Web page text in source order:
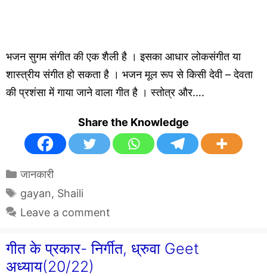
भजन सुगम संगीत की एक शैली है । इसका आधार लोकसंगीत या
शास्त्रीय संगीत हो सकता है । भजन मूल रूप से किसी देवी – देवता
की प्रशंसा में गाया जाने वाला गीत है । स्तोत्र और….
Share the Knowledge
Categories
जानकारी
Tags
gayan, Shaili
Leave a comment
गीत के प्रकार- निर्गीत, ध्रुवा Geet
अध्याय(20/22)